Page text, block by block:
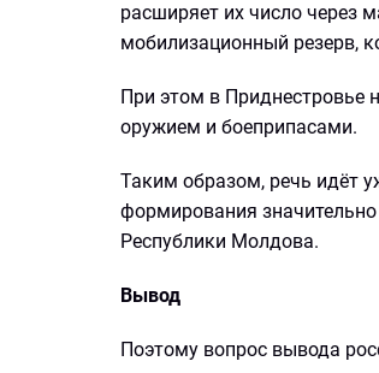
расширяет их число через
мобилизационный резерв,
При этом в Приднестровье
оружием и боеприпасами.
Таким образом, речь идёт
формирования
Республики Молдова.
Вывод
Поэтому вопрос вывода